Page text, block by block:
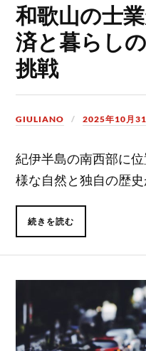
和歌山の士
済と暮らし
挑戦
GIULIANO 2025年10月
紀伊半島の南西部に
様な自然と独自の歴史
続きを読む